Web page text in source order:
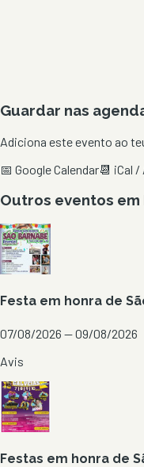
Guardar nas
Adiciona este evento ao
📅 Google Calendar📆 iCal /
Outros eventos em
Festa em honra de
07/08/2026 — 09/08/2026
Avis
Festas em honra de